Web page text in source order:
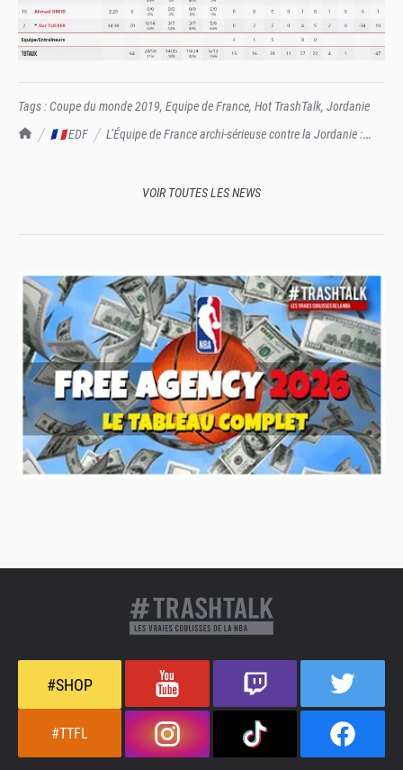
TrashTalk Actu NBA
🇫🇷 EDF
L’Équipe de France archi-sérieuse contre la Jordanie :
Tags :Coupe du monde 2019, Equipe de France, Hot TrashTalk, Jordanie
VOIR TOUTES LES NEWS
#SHOP
#TTFL